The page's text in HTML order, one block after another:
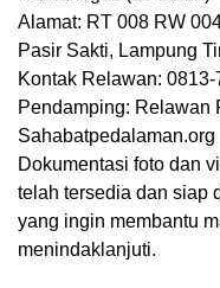
Alamat: RT 008 RW
Pasir Sakti, Lampung
Kontak Relawan:
Pendamping: Relawan
Sahabatpedalaman.org
Dokumentasi foto dan
telah tersedia dan siap
yang ingin membantu
menindaklanjuti.